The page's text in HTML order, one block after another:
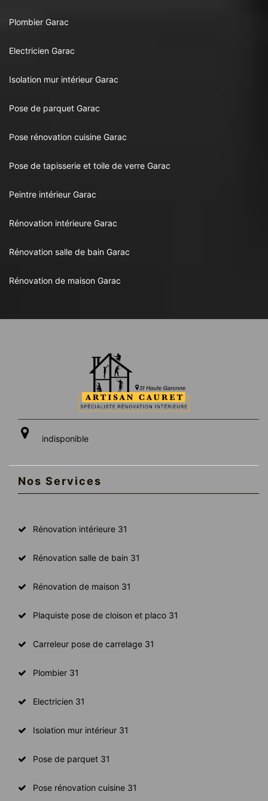
Plombier Garac
Electricien Garac
Isolation mur intérieur Garac
Pose de parquet Garac
Pose rénovation cuisine Garac
Pose de tapisserie et toile de verre Garac
Peintre intérieur Garac
Rénovation intérieure Garac
Rénovation salle de bain Garac
Rénovation de maison Garac
indisponible
Nos Services
Rénovation intérieure 31
Rénovation salle de bain 31
Rénovation de maison 31
Plaquiste pose de cloison et placo 31
Carreleur pose de carrelage 31
Plombier 31
Electricien 31
Isolation mur intérieur 31
Pose de parquet 31
Pose rénovation cuisine 31